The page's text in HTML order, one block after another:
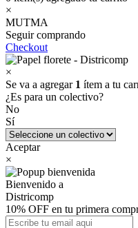
×
MUTMA
Seguir comprando
Checkout
×
Se va a agregar 1 ítem a tu
¿Es para un colectivo?
No
Sí
Aceptar
×
Bienvenido a
Districomp
10% OFF en tu primera